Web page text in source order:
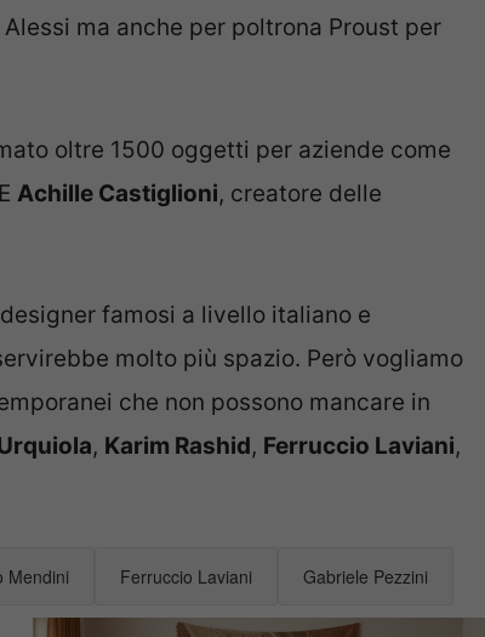
ma anche per poltrona Proust per
oltre 1500 oggetti per aziende come
Achille Castiglioni, creatore delle
famosi a livello italiano e
molto più spazio. Però vogliamo
che non possono mancare in
, Karim Rashid, Ferruccio Laviani,
Mendini Ferruccio Laviani Gabriele Pezzini